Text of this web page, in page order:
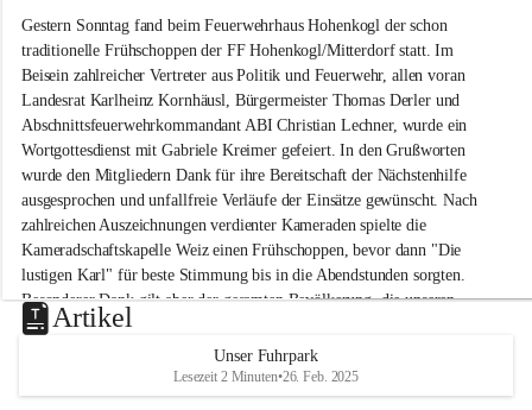
o
h
e
n
k
o
g
l
-
M
i
t
t
e
r
r
Gestern Sonntag fand beim Feuerwehrhaus Hohenkogl der schon
traditionelle Frühschoppen der FF Hohenkogl/Mitterdorf statt. Im
Beisein zahlreicher Vertreter aus Politik und Feuerwehr, allen voran
Landesrat Karlheinz Kornhäusl, Bürgermeister Thomas Derler und
Abschnittsfeuerwehrkommandant ABI Christian Lechner, wurde ein
Wortgottesdienst mit Gabriele Kreimer gefeiert. In den Grußworten
wurde den Mitgliedern Dank für ihre Bereitschaft der Nächstenhilfe
ausgesprochen und unfallfreie Verläufe der Einsätze gewünscht. Nach
zahlreichen Auszeichnungen verdienter Kameraden spielte die
Kameradschaftskapelle Weiz einen Frühschoppen, bevor dann "Die
lustigen Karl" für beste Stimmung bis in die Abendstunden sorgten.
Besonderer Dank gilt aber der gesamten Bevölkerung, die unseren
Frühschoppen trotz hochsommerlichen Temperaturen besuchte. Der
Reinerlös des Festes kommt natürlich wieder der Verbesserung der
Ausrüstung und somit der Einsatzbereitschaft der FF
Hohenkogl/Mitterdorf zugute!
Artikel
Unser Fuhrpark
Lesezeit 2 Minuten•26. Feb. 2025